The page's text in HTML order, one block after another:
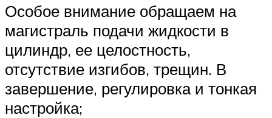
Особое внимание обращаем на
магистраль подачи жидкости в
цилиндр, ее целостность,
отсутствие изгибов, трещин. В
завершение, регулировка и тонкая
настройка;